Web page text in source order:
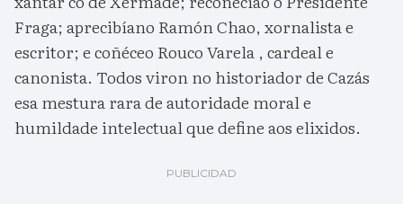
Fraga; aprecibíano Ramón Chao, xornalista e
escritor; e coñéceo Rouco Varela , cardeal e
canonista. Todos viron no historiador de Cazás
esa mestura rara de autoridade moral e
humildade intelectual que define aos elixidos.